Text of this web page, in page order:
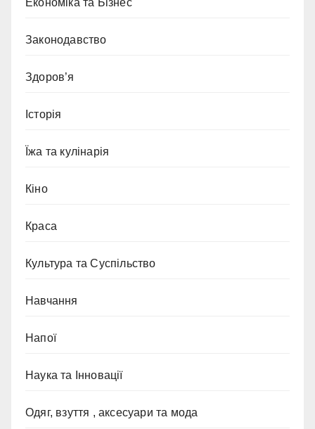
Економіка та Бізнес
Законодавство
Здоров’я
Історія
Їжа та кулінарія
Кіно
Краса
Культура та Суспільство
Навчання
Напої
Наука та Інновації
Одяг, взуття , аксесуари та мода